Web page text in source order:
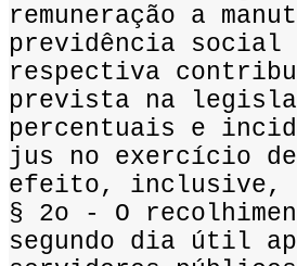
remuneração a
previdência social
respectiva
prevista na
percentuais e
jus no exercício
efeito, inclusive,
§ 2o - O
segundo dia útil